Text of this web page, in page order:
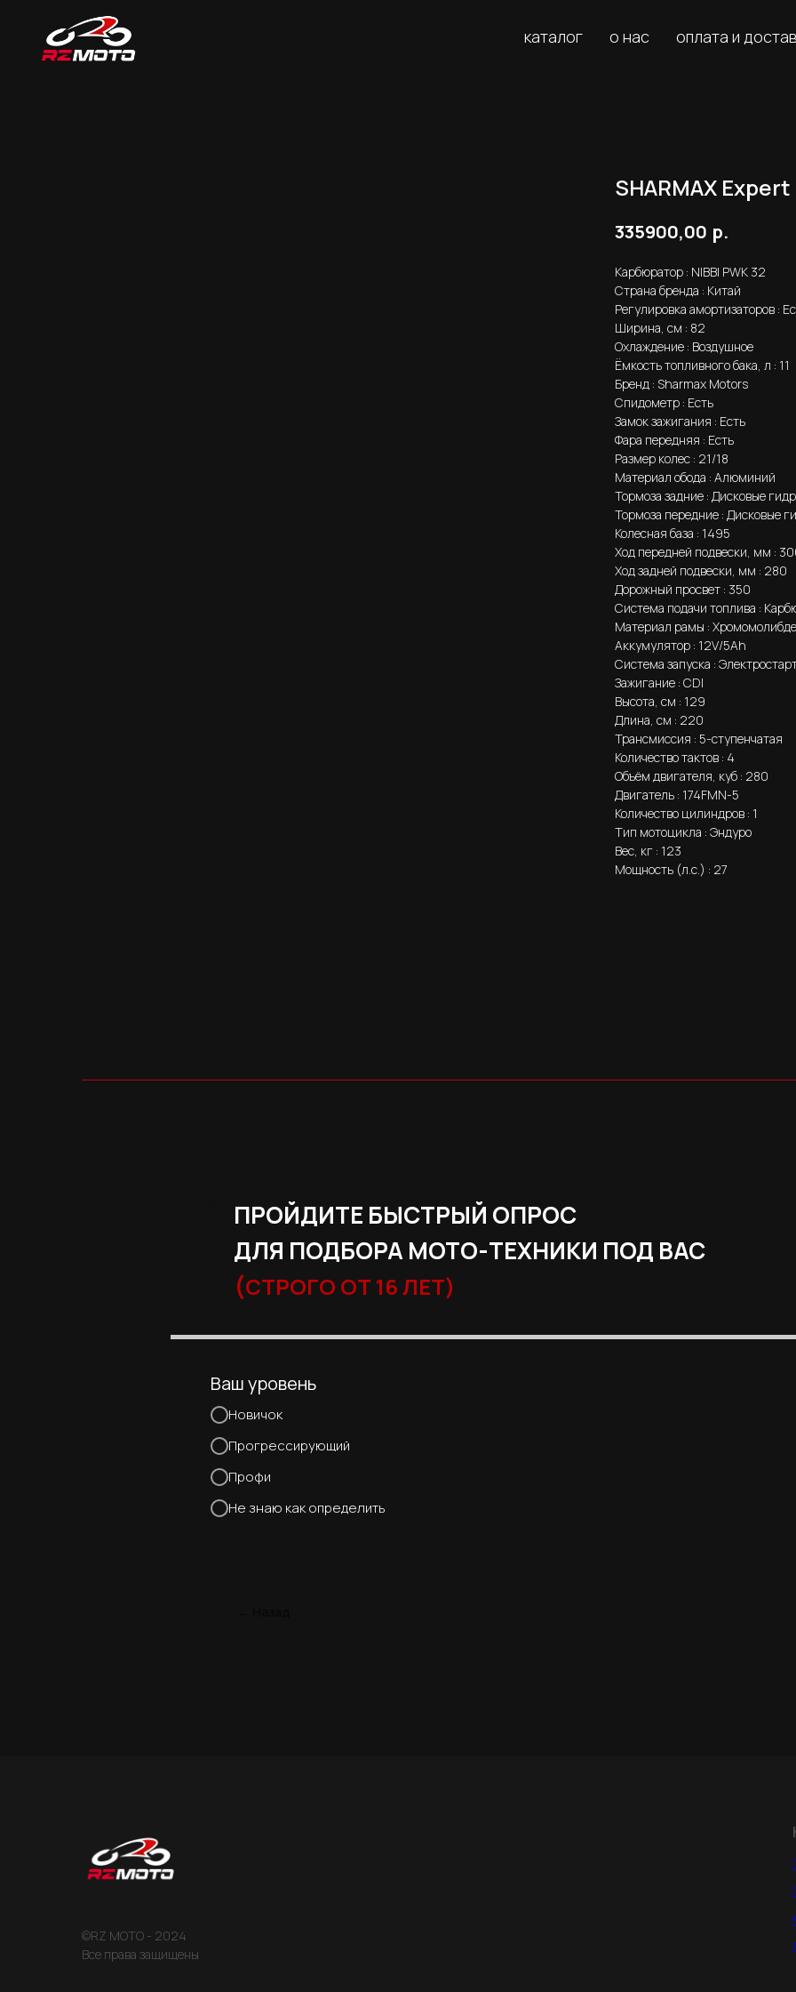
каталог о нас оплата и
SHARMAX
335900,00 р.
Карбюратор : NIBBI PWK 32
Страна бренда : Китай
Регулировка амортизаторов :
Ширина, см : 82
Охлаждение : Воздушное
Ёмкость топливного бака, л : 11
Бренд : Sharmax Motors
Спидометр : Есть
Замок зажигания : Есть
Фара передняя : Есть
Размер колес : 21/18
Материал обода : Алюминий
Тормоза задние : Дисковые
Тормоза передние : Дисковые
Колесная база : 1495
Ход передней подвески, мм :
Ход задней подвески, мм : 280
Дорожный просвет : 350
Система подачи топлива :
Материал рамы :
Аккумулятор : 12V/5Ah
Система запуска :
Зажигание : CDI
Высота, см : 129
Длина, см : 220
Трансмиссия : 5-ступенчатая
Количество тактов : 4
Объём двигателя, куб : 280
Двигатель : 174FMN-5
Количество цилиндров : 1
Тип мотоцикла : Эндуро
Вес, кг : 123
Мощность (л.с.) : 27
ПРОЙДИТЕ БЫСТРЫЙ ОПРОС
ДЛЯ ПОДБОРА МОТО-ТЕХНИКИ ПОД ВАС
(СТРОГО ОТ 16 ЛЕТ)
Ваш уровень
Новичок
Прогрессирующий
Профи
Не знаю как определить
©RZ MOTO - 2024
Все права защищены